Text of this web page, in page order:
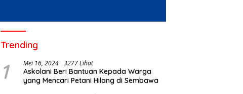
Trending
1 Mei 16, 2024 3277 Lihat
Askolani Beri Bantuan Kepada Warga
yang Mencari Petani Hilang di Sembawa